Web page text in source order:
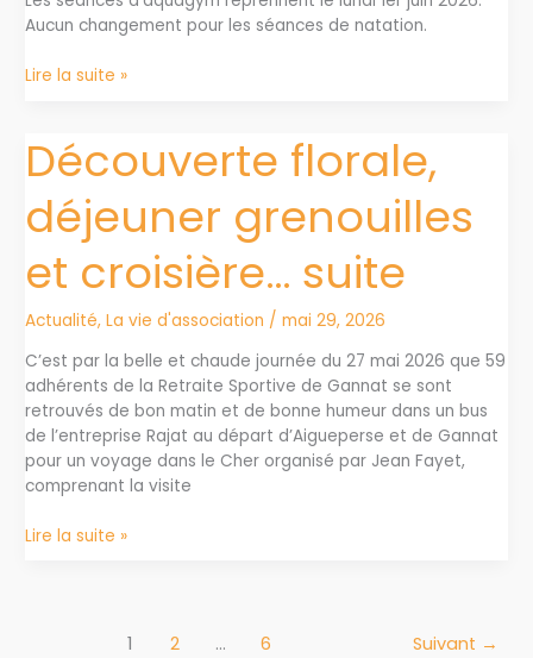
à
Aucun changement pour les séances de natation.
Aquagym
juin
Lire la suite »
Découverte florale,
déjeuner grenouilles
et croisière… suite
Actualité,La vie d'association /mai 29, 2026
C’est par la belle et chaude journée du 27 mai 2026 que 59
adhérents de la Retraite Sportive de Gannat se sont
retrouvés de bon matin et de bonne humeur dans un bus
de l’entreprise Rajat au départ d’Aigueperse et de Gannat
pour un voyage dans le Cher organisé par Jean Fayet,
comprenant la visite
Découverte
Lire la suite »
1 2 … 6 Suivant →